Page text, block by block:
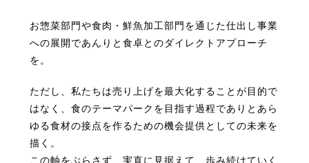
お惣菜部門や食肉・鮮魚加工部門を通じた仕出し事業
への展開であんりと食卓とのダイレクトアプローチ
を。
ただし、私たちは売り上げを最大化することが目的で
はなく、食のテーマパークを目指す過程でありとあら
ゆる食材の接点を作るための機会提供としての未来を
描く。
この軸をぶらさず、実直に見据えて、歩み続けていく